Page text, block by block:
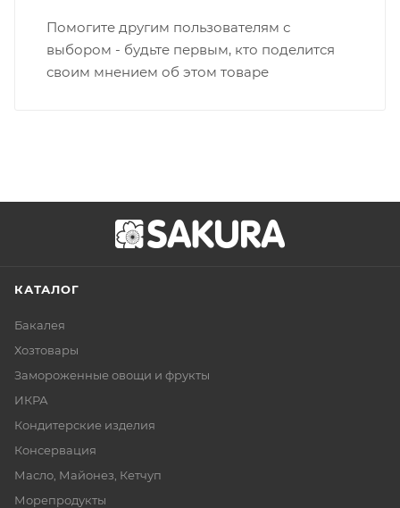
Помогите другим пользователям с
выбором - будьте первым, кто поделится
своим мнением об этом товаре
КАТАЛОГ
Бакалея
Хозтовары
Замороженные овощи и фрукты
ИКРА
Кондитерские изделия
Консервация
Масло, Майонез, Кетчуп
Морепродукты